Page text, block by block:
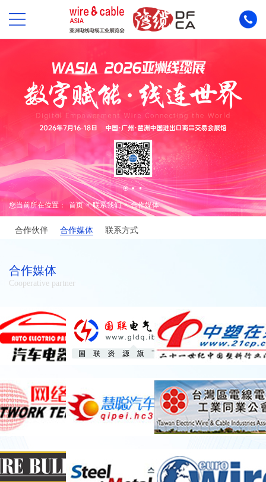
您当前所在位置： 首页 » 联系我们 » 合作媒体
合作伙伴 合作媒体 联系方式
合作媒体
Cooperative partner